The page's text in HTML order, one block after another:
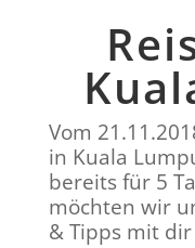
Vom
in Kuala
bereits für 5
möchten wir
& Tipps mit